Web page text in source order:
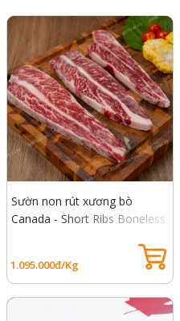
Sườn non rút xương bò
Canada - Short Ribs Boneless
1.095.000đ/Kg